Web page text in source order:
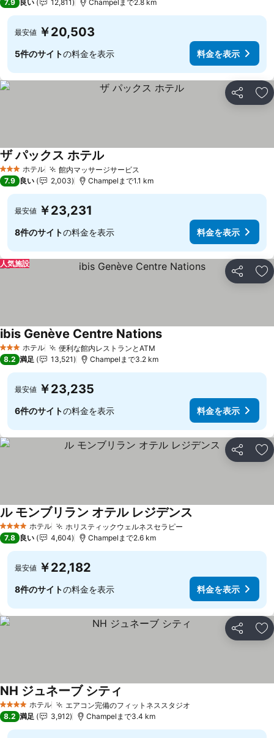
7.9 良い 12,811 Champelまで2.8 km
最安値 ￥20,503
5件のサイトの料金を表示 料金を表示
シェア お
3 ホテルのランク
ホテル 館内マッサージサービス
ザ パックス ホテル
7.9 良い 2,003 Champelまで1.1 km
最安値 ￥23,231
8件のサイトの料金を表示 料金を表示
シェア お
人気施設
3 ホテルのランク
ホテル 便利な館内レストランとATM
ibis Genève Centre Nations
8.2 満足 13,521 Champelまで3.2 km
最安値 ￥23,235
6件のサイトの料金を表示 料金を表示
シェア お
4 ホテルのランク
ホテル ホリスティックウェルネスセラピー
ル モンブリラン オテル レジデンス
7.8 良い 4,604 Champelまで2.6 km
最安値 ￥22,182
8件のサイトの料金を表示 料金を表示
シェア お
4 ホテルのランク
ホテル エアコン完備のフィットネススタジオ
NH ジュネーブ シティ
8.2 満足 3,912 Champelまで3.4 km